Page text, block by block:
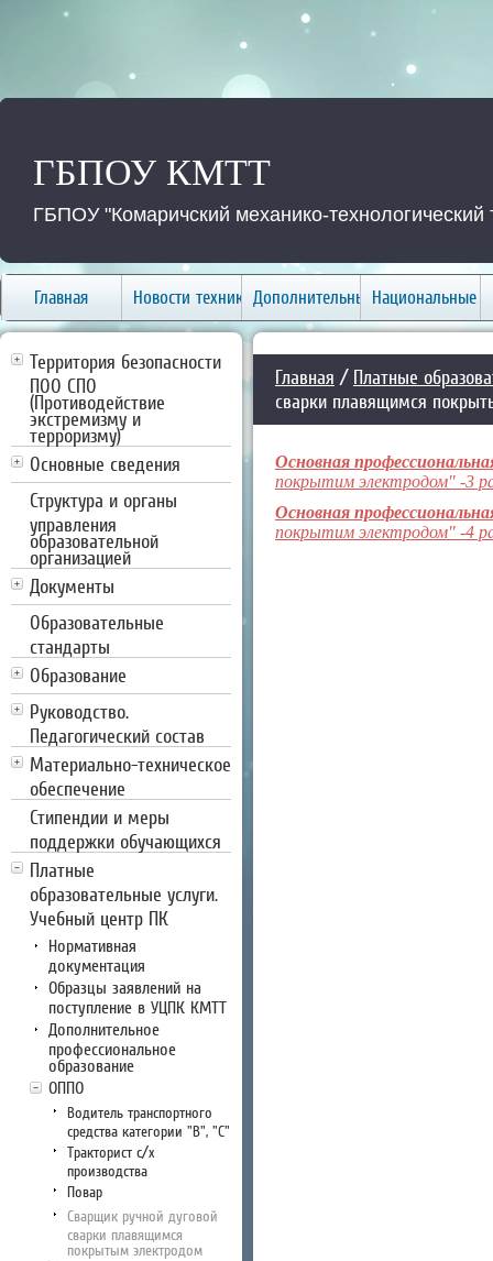
ГБПОУ КМТТ
ГБПОУ "Комаричский механико-технологический
Главная Новости техникумаДополнительные услугиНациональные
Территория безопасности
ПОО СПО
(Противодействие
экстремизму и
терроризму)
Основные сведения
Структура и органы
управления
образовательной
организацией
Документы
Образовательные
стандарты
Образование
Руководство.
Педагогический состав
Материально-техническое
обеспечение
Стипендии и меры
поддержки обучающихся
Платные
образовательные услуги.
Учебный центр ПК
Нормативная
документация
Образцы заявлений на
поступление в УЦПК КМТТ
Дополнительное
профессиональное
образование
ОППО
Водитель транспортного
средства категории "В", "С"
Тракторист с/х
производства
Повар
Сварщик ручной дуговой
сварки плавящимся
покрытым электродом
Главная / Платные
сварки плавящимся
Основная
покрытим электродом" -3
Основная
покрытим электродом" -4